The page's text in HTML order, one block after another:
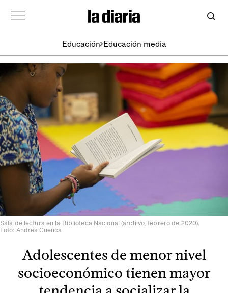
Educación Educación media
Sala de lectura en la Biblioteca Nacional (archivo, febrero de 2020).
Foto: Andrés Cuenca
Adolescentes de menor nivel
socioeconómico tienen mayor